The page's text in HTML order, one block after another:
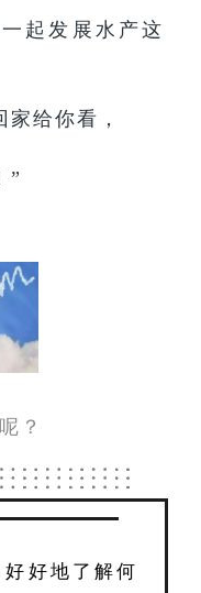
起发展水产这
给你看，
”
？
好地了解何